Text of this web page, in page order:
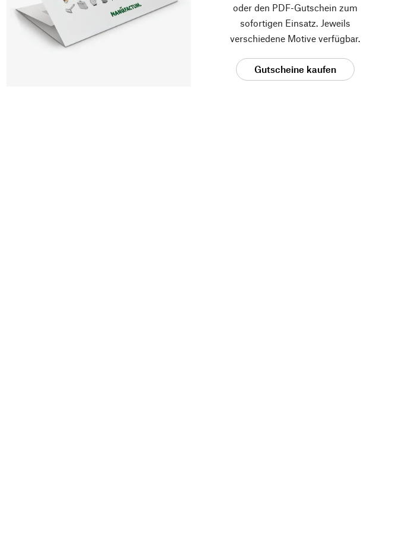
oder den PDF-Gutschein zum
sofortigen Einsatz. Jeweils
verschiedene Motive verfügbar.
Gutscheine kaufen